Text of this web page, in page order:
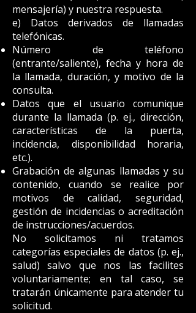
mensajería) y nuestra respuesta.
e) Datos derivados de llamadas
telefónicas.
Número de teléfono
(entrante/saliente), fecha y hora de
la llamada, duración, y motivo de la
consulta.
Datos que el usuario comunique
durante la llamada (p. ej., dirección,
características de la puerta,
incidencia, disponibilidad horaria,
etc.).
Grabación de algunas llamadas y su
contenido, cuando se realice por
motivos de calidad, seguridad,
gestión de incidencias o acreditación
de instrucciones/acuerdos.
No solicitamos ni tratamos
categorías especiales de datos (p. ej.,
salud) salvo que nos las facilites
voluntariamente; en tal caso, se
tratarán únicamente para atender tu
solicitud.